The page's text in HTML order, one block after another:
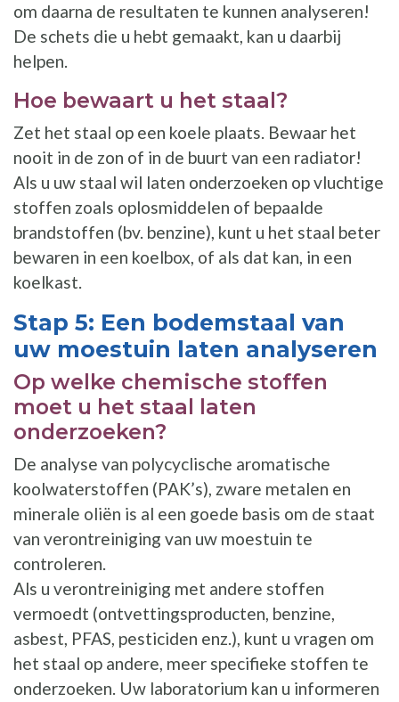
om daarna de resultaten te kunnen analyseren!
De schets die u hebt gemaakt, kan u daarbij
helpen.
Hoe bewaart u het staal?
Zet het staal op een koele plaats. Bewaar het
nooit in de zon of in de buurt van een radiator!
Als u uw staal wil laten onderzoeken op vluchtige
stoffen zoals oplosmiddelen of bepaalde
brandstoffen (bv. benzine), kunt u het staal beter
bewaren in een koelbox, of als dat kan, in een
koelkast.
Stap 5: Een bodemstaal van
uw moestuin laten analyseren
Op welke chemische stoffen
moet u het staal laten
onderzoeken?
De analyse van polycyclische aromatische
koolwaterstoffen (PAK’s), zware metalen en
minerale oliën is al een goede basis om de staat
van verontreiniging van uw moestuin te
controleren.
Als u verontreiniging met andere stoffen
vermoedt (ontvettingsproducten, benzine,
asbest, PFAS, pesticiden enz.), kunt u vragen om
het staal op andere, meer specifieke stoffen te
onderzoeken. Uw laboratorium kan u informeren